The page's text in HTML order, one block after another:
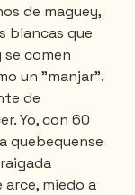
de maguey,
blancas que
se comen
un "manjar".
de
Yo, con 60
quebequense
miedo a